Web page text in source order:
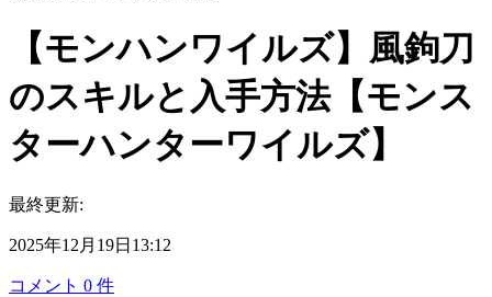
【モンハンワイルズ】風鉤刀
のスキルと入手方法【モンス
ターハンターワイルズ】
最終更新:
2025年12月19日13:12
コメント 0 件